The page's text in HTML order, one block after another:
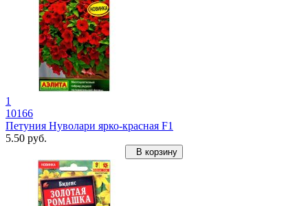
1
10166
Петуния Нуволари ярко-красная F1
5.50 руб.
В корзину